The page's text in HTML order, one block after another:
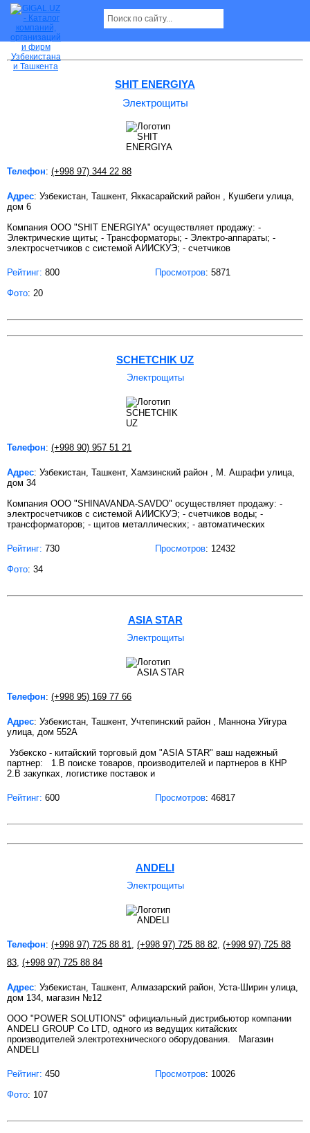
Электрощиты в Ташкенте
SHIT ENERGIYA
Электрощиты
Телефон: (+998 97) 344 22 88
Адрес: Узбекистан, Ташкент, Яккасарайский район , Кушбеги улица,
дом 6
Компания OOO "SHIT ENERGIYA" осуществляет продажу: -
Электрические щиты; - Трансформаторы; - Электро-аппараты; -
электросчетчиков с системой АИИСКУЭ; - счетчиков
Рейтинг: 800 Просмотров: 5871
Фото: 20
SCHETCHIK UZ
Электрощиты
Телефон: (+998 90) 957 51 21
Адрес: Узбекистан, Ташкент, Хамзинский район , М. Ашрафи улица,
дом 34
Компания OOO "SHINAVANDA-SAVDO" осуществляет продажу: -
электросчетчиков с системой АИИСКУЭ; - счетчиков воды; -
трансформаторов; - щитов металлических; - автоматических
Рейтинг: 730 Просмотров: 12432
Фото: 34
ASIA STAR
Электрощиты
Телефон: (+998 95) 169 77 66
Адрес: Узбекистан, Ташкент, Учтепинский район , Маннона Уйгура
улица, дом 552А
Узбекско - китайский торговый дом "ASIA STAR" ваш надежный
партнер: 1.В поиске товаров, производителей и партнеров в КНР
2.В закупках, логистике поставок и
Рейтинг: 600 Просмотров: 46817
ANDELI
Электрощиты
Телефон: (+998 97) 725 88 81 (+998 97) 725 88 82 (+998 97) 725 88
83 (+998 97) 725 88 84
Адрес: Узбекистан, Ташкент, Алмазарский район, Уста-Ширин улица,
дом 134, магазин №12
OOO "POWER SOLUTIONS" официальный дистрибьютор компании
ANDELI GROUP Co LTD, одного из ведущих китайских
производителей электротехнического оборудования. Магазин
ANDELI
Рейтинг: 450 Просмотров: 10026
Фото: 107